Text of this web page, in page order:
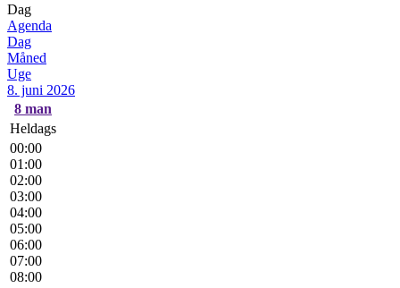
Dag
Agenda
Dag
Måned
Uge
8. juni 2026
8 man
Heldags
00:00
01:00
02:00
03:00
04:00
05:00
06:00
07:00
08:00